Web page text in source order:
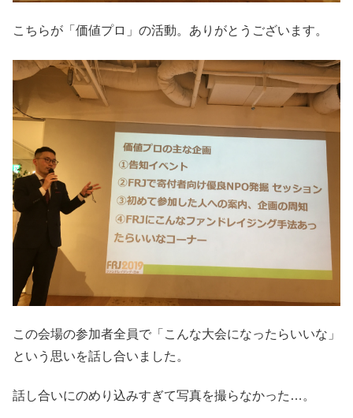
こちらが「価値プロ」の活動。ありがとうございます。
この会場の参加者全員で「こんな大会になったらいいな」
という思いを話し合いました。
話し合いにのめり込みすぎて写真を撮らなかった…。